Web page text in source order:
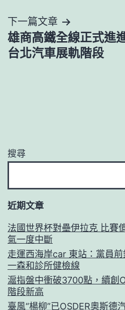
下一篇文章
雄商高鐵全線正式進
台北汽車展軌階段
搜尋
近期文章
法國世界杯對壘伊拉克 比賽
氣一度中斷
走運西海岸car 東站：黨員
一森和診所健檢線
滬指盤中衝破3700點，續創
階段新高
臺風“楊柳”已OSDER奧斯德